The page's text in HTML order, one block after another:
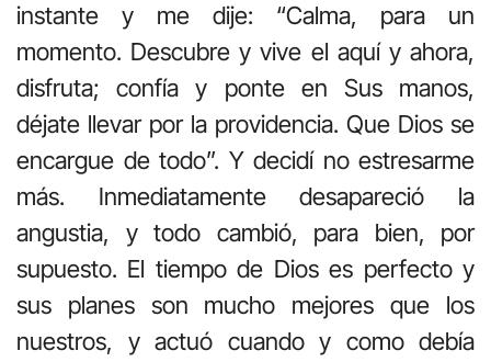
instante y me dije: “Calma, para un
momento. Descubre y vive el aquí y ahora,
disfruta; confía y ponte en Sus manos,
déjate llevar por la providencia. Que Dios se
encargue de todo”. Y decidí no estresarme
más. Inmediatamente desapareció la
angustia, y todo cambió, para bien, por
supuesto. El tiempo de Dios es perfecto y
sus planes son mucho mejores que los
nuestros, y actuó cuando y como debía